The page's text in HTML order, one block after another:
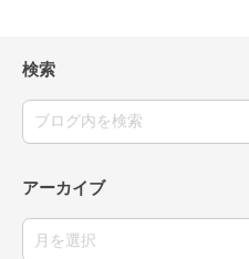
検索
アーカイブ